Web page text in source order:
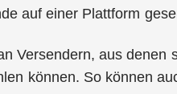
auf einer Plattform
Versendern, aus denen
können. So können